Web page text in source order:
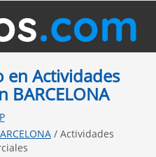
en Actividades
BARCELONA
/ Actividades